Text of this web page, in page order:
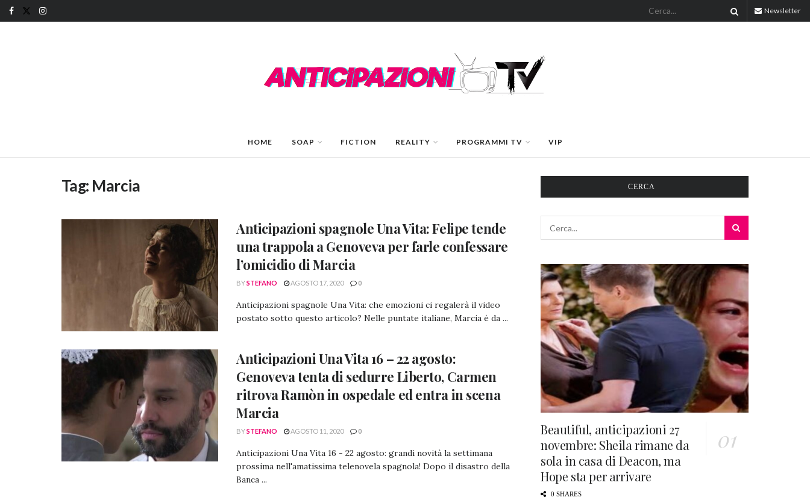
Newsletter
HOME SOAP FICTION REALITY PROGRAMMI TV VIP
Tag: Marcia
Anticipazioni spagnole Una Vita: Felipe tende
una trappola a Genoveva per farle confessare
l’omicidio di Marcia
BYSTEFANO AGOSTO 17, 2020 0
Anticipazioni spagnole Una Vita: che emozioni ci regalerà il video
postato sotto questo articolo? Nelle puntate italiane, Marcia è da ...
Anticipazioni Una Vita 16 – 22 agosto:
Genoveva tenta di sedurre Liberto, Carmen
ritrova Ramòn in ospedale ed entra in scena
Marcia
BYSTEFANO AGOSTO 11, 2020 0
Anticipazioni Una Vita 16 - 22 agosto: grandi novità la settimana
prossima nell'amatissima telenovela spagnola! Dopo il disastro della
Banca ...
CERCA
Beautiful, anticipazioni 27
novembre: Sheila rimane da
sola in casa di Deacon, ma
Hope sta per arrivare
0 SHARES